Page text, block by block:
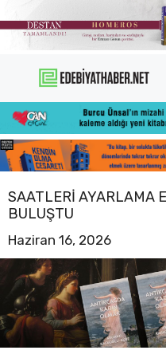
atla
SAATLERI AYARLAMA
BULUŞTU
Haziran 16, 2026